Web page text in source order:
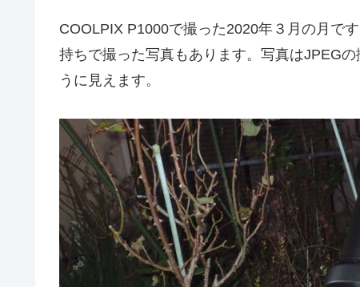
COOLPIX P1000で撮った2020年３月の月で
持ちで撮った写真もあります。写真はJPEG
うに見えます。